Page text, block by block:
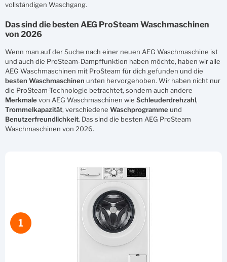
vollständigen Waschgang.
Das sind die besten AEG ProSteam Waschmaschinen
von 2026
Wenn man auf der Suche nach einer neuen AEG Waschmaschine ist
und auch die ProSteam-Dampffunktion haben möchte, haben wir alle
AEG Waschmaschinen mit ProSteam für dich gefunden und die
besten Waschmaschinen unten hervorgehoben. Wir haben nicht nur
die ProSteam-Technologie betrachtet, sondern auch andere
Merkmalevon AEG Waschmaschinen wie Schleuderdrehzahl,
Trommelkapazität, verschiedene Waschprogramme und
Benutzerfreundlichkeit. Das sind die besten AEG ProSteam
Waschmaschinen von 2026.
1